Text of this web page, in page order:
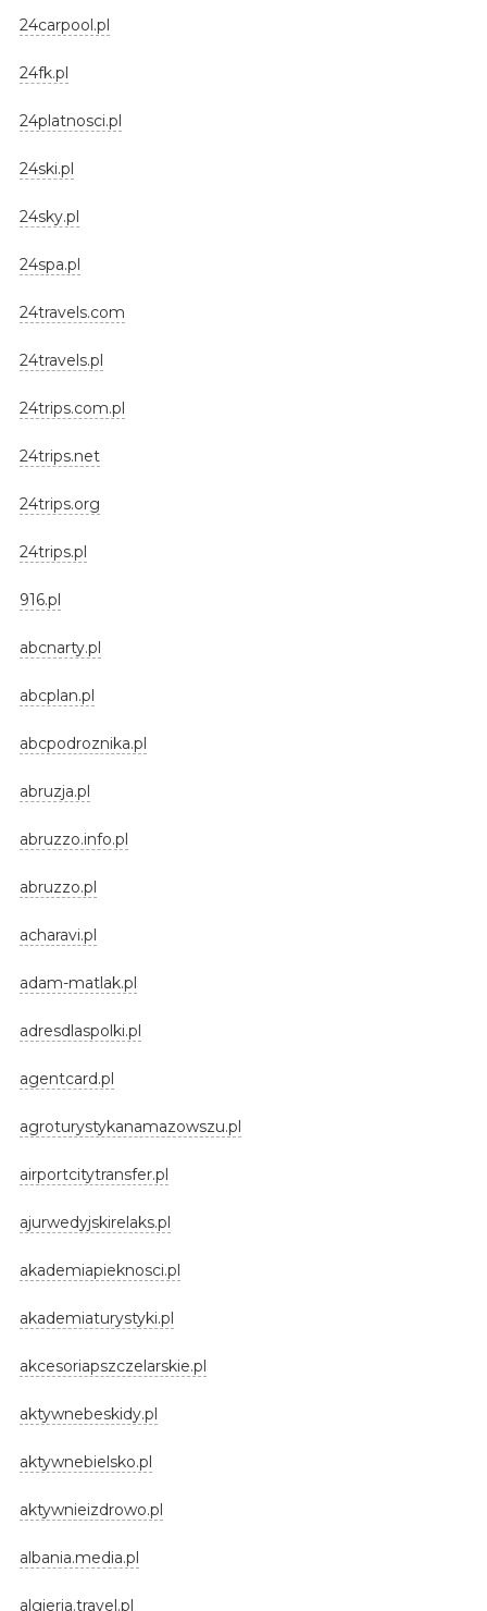
24carpool.pl
24fk.pl
24platnosci.pl
24ski.pl
24sky.pl
24spa.pl
24travels.com
24travels.pl
24trips.com.pl
24trips.net
24trips.org
24trips.pl
916.pl
abcnarty.pl
abcplan.pl
abcpodroznika.pl
abruzja.pl
abruzzo.info.pl
abruzzo.pl
acharavi.pl
adam-matlak.pl
adresdlaspolki.pl
agentcard.pl
agroturystykanamazowszu.pl
airportcitytransfer.pl
ajurwedyjskirelaks.pl
akademiapieknosci.pl
akademiaturystyki.pl
akcesoriapszczelarskie.pl
aktywnebeskidy.pl
aktywnebielsko.pl
aktywnieizdrowo.pl
albania.media.pl
algieria.travel.pl